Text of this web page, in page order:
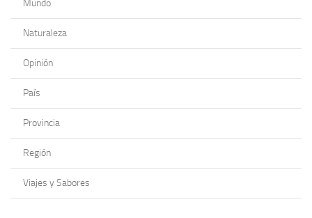
Mundo
Naturaleza
Opinión
País
Provincia
Región
Viajes y Sabores